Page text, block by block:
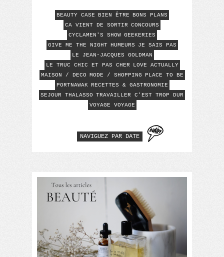
BEAUTY CASE BIEN ÊTRE BONS PLANS
CA VIENT DE SORTIR CONCOURS
CYCLAMEN'S SHOW GEEKERIES
GIVE ME THE NIGHT HUMEURS
JE SAIS PAS
LE JEAN-JACQUES GOLDMAN
LE TRUC CHIC ET PAS CHER
LOVE ACTUALLY
MAISON / DECO MODE / SHOPPING PLACE TO BE
PORTNAWAK RECETTES & GASTRONOMIE
SEJOUR THALASSO TRAVAILLER C'EST TROP DUR
VOYAGE VOYAGE
NAVIGUEZ PAR DATE